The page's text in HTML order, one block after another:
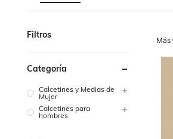
Filtros
Categoría
Calcetines y Medias de
Mujer
Calcetines para
hombres
Más